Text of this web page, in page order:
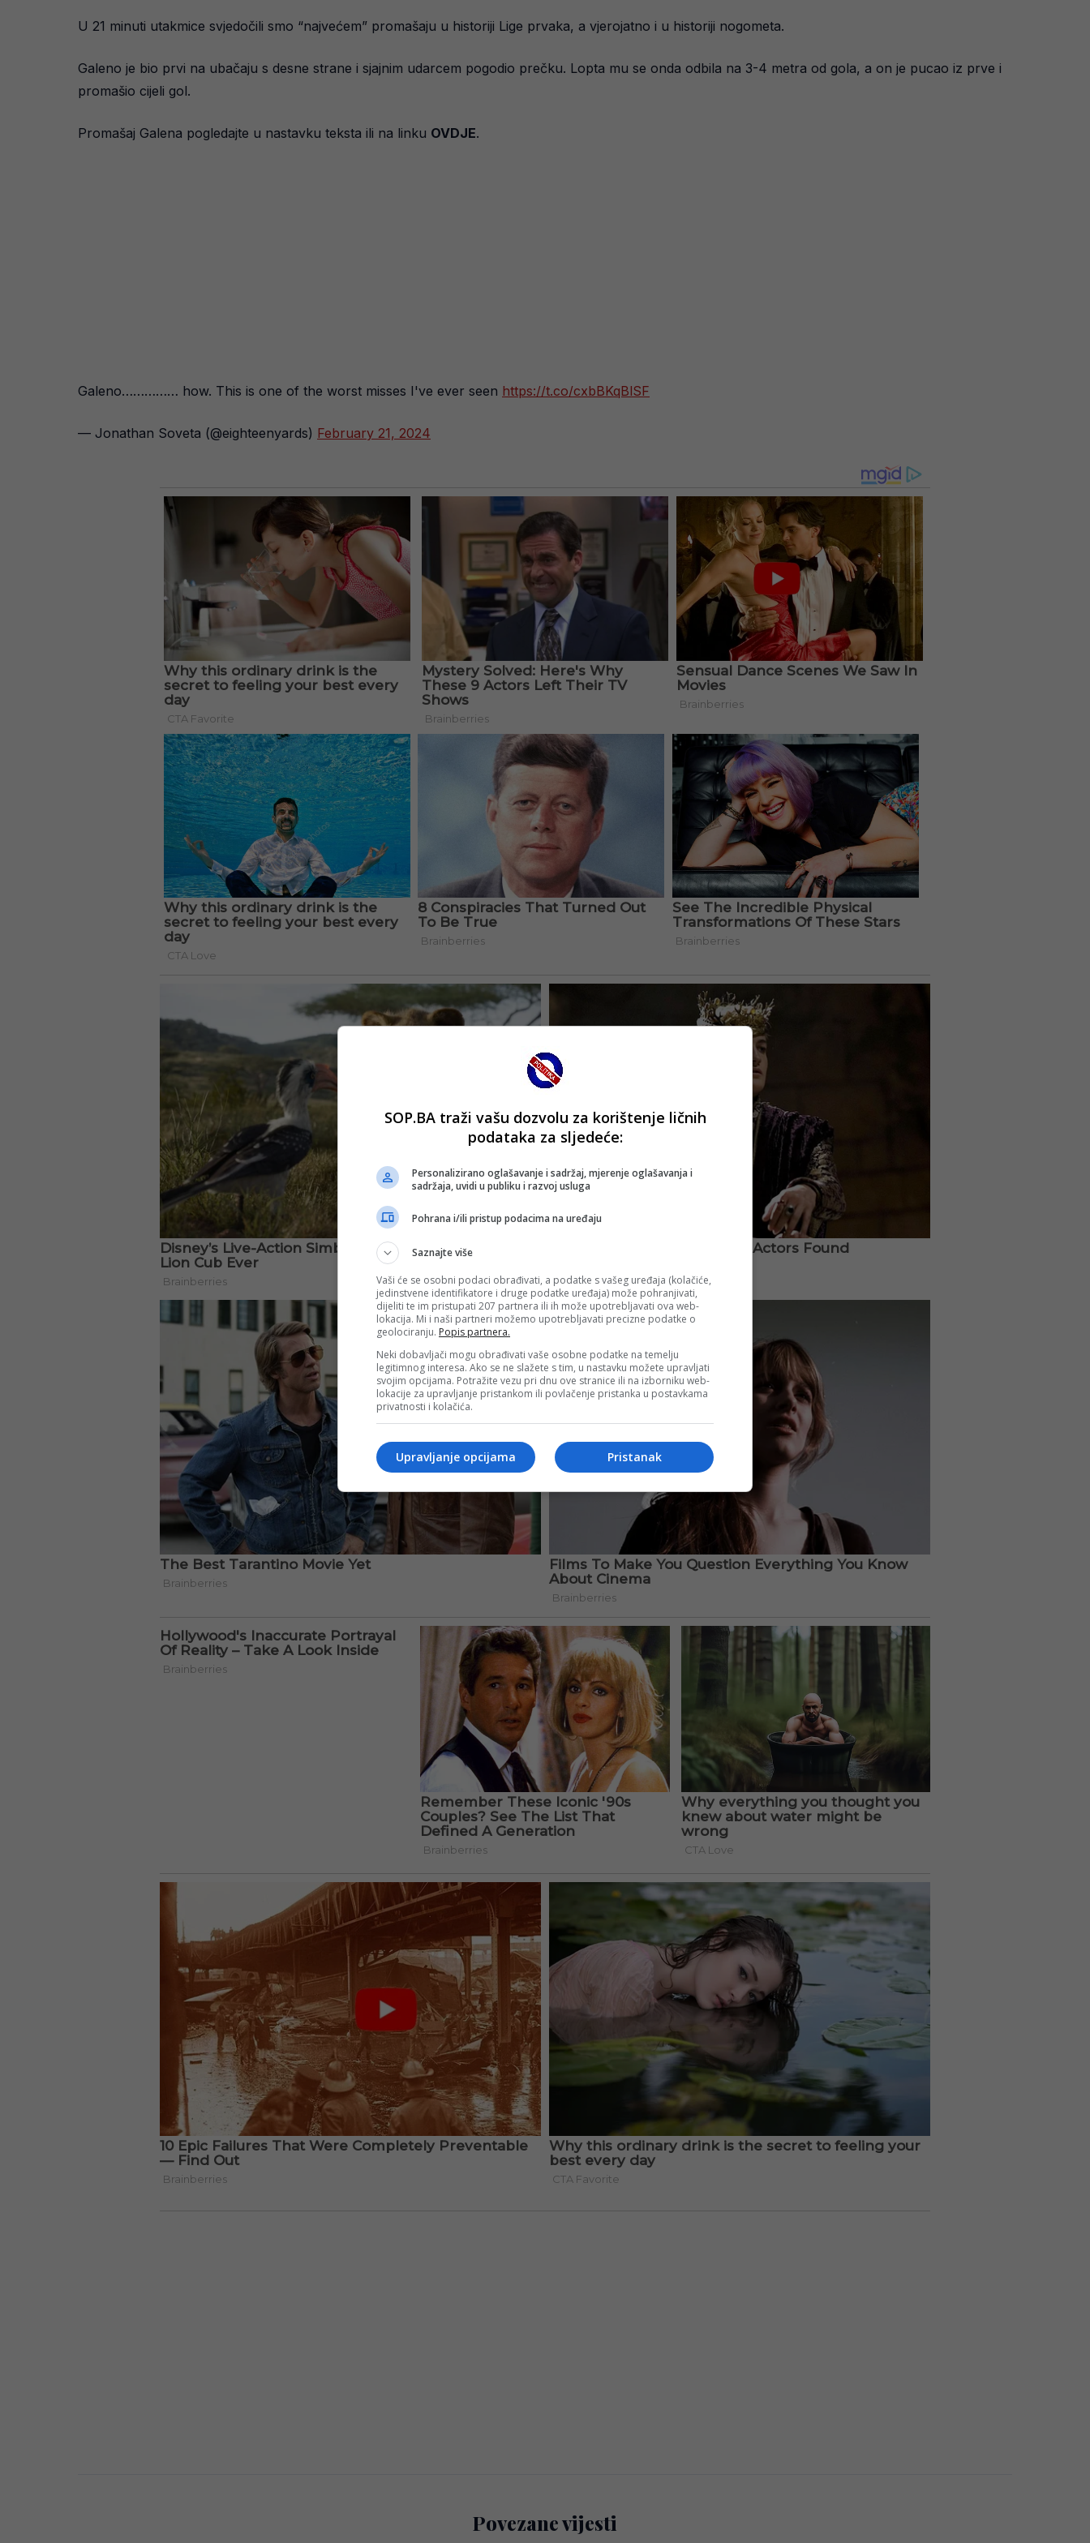
U 21 minuti utakmice svjedočili smo “najvećem” promašaju u historiji Lige prvaka, a vjerojatno i u historiji nogometa.
Galeno je bio prvi na ubačaju s desne strane i sjajnim udarcem pogodio prečku. Lopta mu se onda odbila na 3-4 metra od gola, a on je pucao iz prve i
promašio cijeli gol.
Promašaj Galena pogledajte u nastavku teksta ili na linku OVDJE.
Galeno…………… how. This is one of the worst misses I've ever seen https://t.co/cxbBKqBlSF
— Jonathan Soveta (@eighteenyards) February 21, 2024
Povezane vijesti
SOP.BA traži vašu dozvolu za korištenje ličnih
podataka za sljedeće:
Personalizirano oglašavanje i sadržaj, mjerenje oglašavanja i
sadržaja, uvidi u publiku i razvoj usluga
Pohrana i/ili pristup podacima na uređaju
Saznajte više
Vaši će se osobni podaci obrađivati, a podatke s vašeg uređaja (kolačiće,
jedinstvene identifikatore i druge podatke uređaja) može pohranjivati,
dijeliti te im pristupati 207 partnera ili ih može upotrebljavati ova web-
lokacija. Mi i naši partneri možemo upotrebljavati precizne podatke o
geolociranju. Popis partnera.
Neki dobavljači mogu obrađivati vaše osobne podatke na temelju
legitimnog interesa. Ako se ne slažete s tim, u nastavku možete upravljati
svojim opcijama. Potražite vezu pri dnu ove stranice ili na izborniku web-
lokacije za upravljanje pristankom ili povlačenje pristanka u postavkama
privatnosti i kolačića.
Pristanak
Upravljanje opcijama